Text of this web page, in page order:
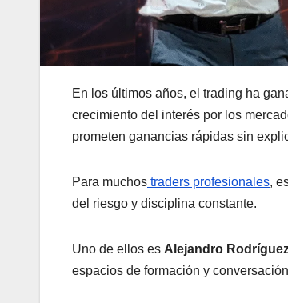
En los últimos años, el trading ha
crecimiento del interés por los
prometen ganancias rápidas sin
Para muchos traders profesionales,
del riesgo y disciplina constante.
Uno de ellos es Alejandro
espacios de formación y